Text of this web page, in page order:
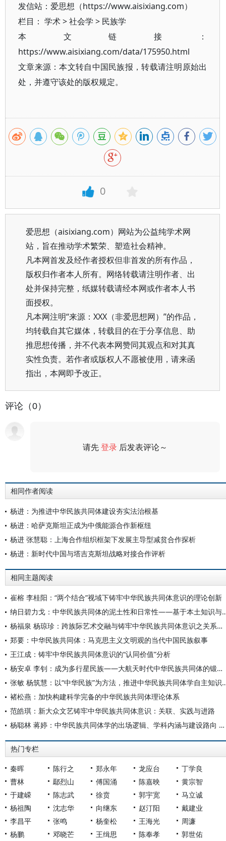
发信站：爱思想（https://www.aisixiang.com）
栏目： 学术>社会学 > 民族学
本文链接：
https://www.aisixiang.com/data/175950.html
文章来源：本文转自中国民族报，转载请注明原始出
处，并遵守该处的版权规定。
0
爱思想（aisixiang.com）网站为公益纯学术网
站，旨在推动学术繁荣、塑造社会精神。
凡本网首发及经作者授权但非首发的所有作品，
版权归作者本人所有。网络转载请注明作者、出
处并保持完整，纸媒转载请经本网或作者本人书
面授权。
凡本网注明“来源：XXX（非爱思想网）”的作品，
均转载自其它媒体，转载目的在于分享信息、助
推思想传播，并不代表本网赞同其观点和对其真
实性负责。若作者或版权人不愿被使用，请来函
指出，本网即予改正。
评论（0）
请先登录 后发表评论～
相同作者阅读
杨进：为推进中华民族共同体建设夯实法治根基
杨进：哈萨克斯坦正成为中俄能源合作新枢纽
杨进 张慧聪：上海合作组织框架下发展主导型减贫合作探析
杨进：新时代中国与塔吉克斯坦战略对接合作评析
相同主题阅读
崔榕 李桂阳：“两个结合”视域下铸牢中华民族共同体意识的理论创新
纳日碧力戈：中华民族共同体的
杨福泉 杨琼珍：跨族际艺术交融与铸牢中华民族共同体意识之关系——以纳西族为例
郑要：中华民族共同体：马克思主义文明观的当代中国民族叙事
王江成：铸牢中华民族共同体意识的“认同价值”分析
杨安卓 李钊：成为多行星民族——大航天时代中华民族共同体的锻造与人类文明的跃迁
张敏 杨筑慧：以“中华民族”为
褚松燕：加快构建科学完备的中华民族共同体理论体系
范皓琪：新大众文艺铸牢中华民族共同体意识：关联、实践与进路
杨聪林 蒋婷：中华民族共同体学的出场逻辑、学科内涵与建设路向 ——创新交叉学科自主知识体系、探索中国特色哲学社会科学发展范式
热门专栏
秦晖 陈行之 郑永年 龙应台
丁学良
曹林
鄢烈山 傅国涌 陈嘉映
黄宗智
于建嵘
陈志武 徐贲 郭宇宽
马立诚
杨祖陶
沈志华 向继东 赵汀阳
戴建业
李昌平
张鸣 杨奎松 王海光
周濂
杨鹏
邓晓芒 王缉思 陈奉孝 郭世佑